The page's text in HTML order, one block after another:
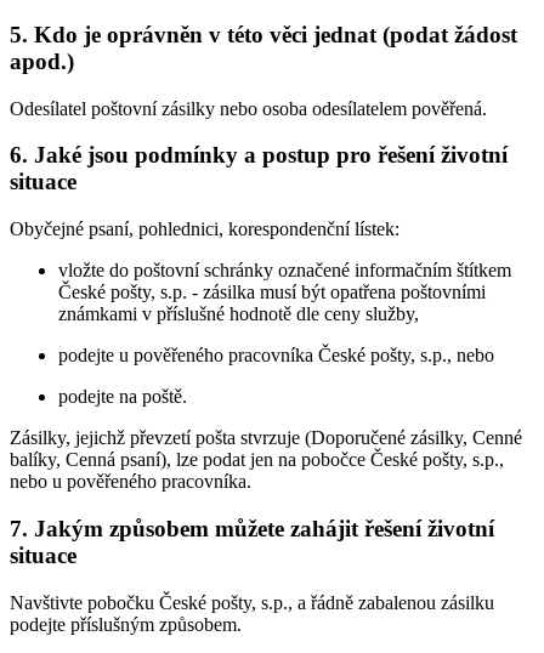
5. Kdo je oprávněn v této věci jednat (podat žádost
apod.)
Odesílatel poštovní zásilky nebo osoba odesílatelem pověřená.
6. Jaké jsou podmínky a postup pro řešení životní
situace
Obyčejné psaní, pohlednici, korespondenční lístek:
vložte do poštovní schránky označené informačním štítkem
České pošty, s.p. - zásilka musí být opatřena poštovními
známkami v příslušné hodnotě dle ceny služby,
podejte u pověřeného pracovníka České pošty, s.p., nebo
podejte na poště.
Zásilky, jejichž převzetí pošta stvrzuje (Doporučené zásilky, Cenné
balíky, Cenná psaní), lze podat jen na pobočce České pošty, s.p.,
nebo u pověřeného pracovníka.
7. Jakým způsobem můžete zahájit řešení životní
situace
Navštivte pobočku České pošty, s.p., a řádně zabalenou zásilku
podejte příslušným způsobem.